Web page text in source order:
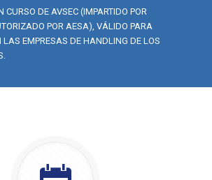
CURSO DE AVSEC (IMPARTIDO POR
POR AESA), VÁLIDO PARA
EMPRESAS DE HANDLING DE LOS